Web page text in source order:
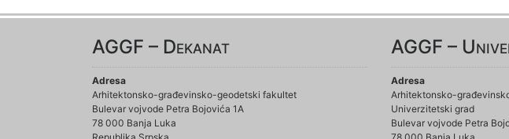
AGGF – Dekanat
Adresa
Arhitektonsko-građevinsko-geodetski fakultet
Bulevar vojvode Petra Bojovića 1A
78 000 Banja Luka
AGGF –
Adresa
Arhitektonsko-
Univerzitetski grad
Bulevar vojvode Petra